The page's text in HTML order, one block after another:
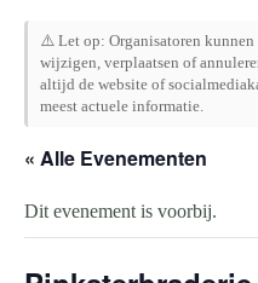
⚠️ Let op: Organisatoren kunnen
wijzigen, verplaatsen of
altijd de website of
meest actuele informatie.
« Alle Evenementen
Dit evenement is voorbij.